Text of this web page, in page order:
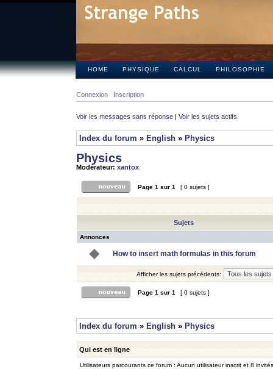
HOME PHYSIQUE CALCUL PHILOSOPHIE
Connexion Inscription
Voir les messages sans réponse | Voir les sujets actifs
Index du forum » English » Physics
Physics
Modérateur: xantox
Page 1 sur 1 [ 0 sujets ]
Sujets
Annonces
How to insert math formulas in this forum
Afficher les sujets précédents:
Page 1 sur 1 [ 0 sujets ]
Index du forum » English » Physics
Qui est en ligne
Utilisateurs parcourants ce forum : Aucun utilisateur inscrit et 8 invités